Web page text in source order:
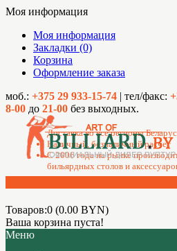
Моя информация
Моя информация
Закладки (0)
Корзина
Оформление заказа
моб.: +375 29 933-15-74 | тел/факс:
8-00 до 21-00 без выходных.
Доставка во все регионы
Наличный, безналичный расчет
C 2006 года на рынке
бильярдных столов и
Товаров:0 (0.00 BYN)
Ваша корзина пуста!
Меню